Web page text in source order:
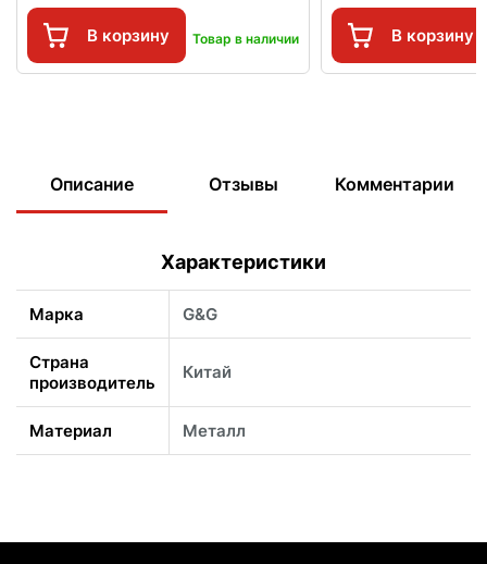
В корзину Товар в наличии В корзину
Описание Отзывы Комментарии
Характеристики
Марка G&G
Страна
производитель
Китай
Материал Металл